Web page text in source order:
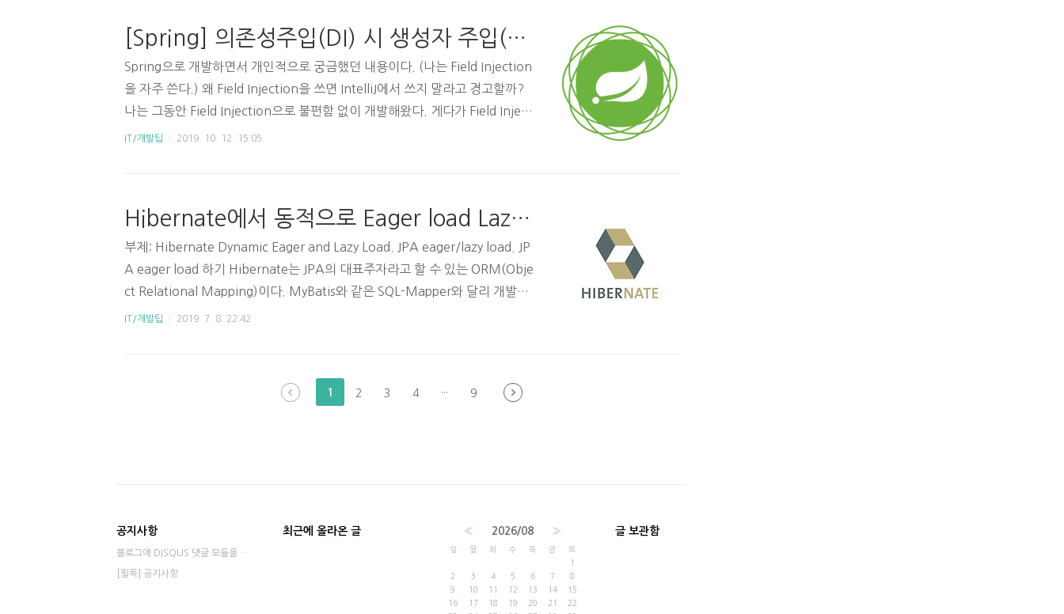
유되어있다. 1. 설정하기먼저 Spring boot를 사용하기 위해 build.gradle을
아래와 같이 설정한다.plugins {..
[Spring] 의존성주입(DI) 시 생성자 주입(Constructor Injection)을 써야하는 이유
Spring으로 개발하면서 개인적으로 궁금했던 내용이다. (나는 Field Injection
을 자주 쓴다.) 왜 Field Injection을 쓰면 IntelliJ에서 쓰지 말라고 경고할까?
나는 그동안 Field Injection으로 불편함 없이 개발해왔다. 게다가 Field Injecti
on이 Constructor Injection 보다 작성할 코드가 더 적다. 그러나 IntelliJ는 항
ction? 먼저 Field Inje..
IT/개발팁 2019. 10. 12. 15:05
Hibernate에서 동적으로 Eager load Lazy load 하는 법
부제: Hibernate Dynamic Eager and Lazy Load. JPA eager/lazy load. JP
A eager load 하기 Hibernate는 JPA의 대표주자라고 할 수 있는 ORM(Obje
ct Relational Mapping)이다. MyBatis와 같은 SQL-Mapper와 달리 개발자
가 쿼리를 직접 작성하지 않는다는 특징이 있다. 그래서 생산성이 좋고 SQL을
oad에 대해 먼저 짚고 넘어가자. 뒤따라올 두개의 모델 예제를 보면 된다. @En
IT/개발팁 2019. 7. 8. 22:42
1 2 3 4 ··· 9
공지사항
블로그에 DISQUS 댓글 모듈을 적용했습니다⋯
[필독] 공지사항
최근에 올라온 글 « 2026/08 »
일 월 화 수 목 금 토
1
2
3 4 5 6 7
8
9
10 11 12 13 14
15
16
17 18 19 20 21
22
글 보관함